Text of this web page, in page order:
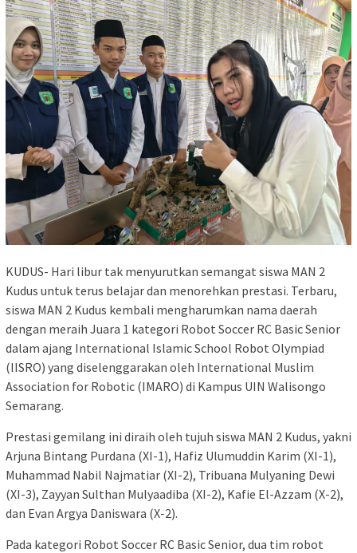
KUDUS- Hari libur tak menyurutkan semangat siswa MAN 2
Kudus untuk terus belajar dan menorehkan prestasi. Terbaru,
siswa MAN 2 Kudus kembali mengharumkan nama daerah
dengan meraih Juara 1 kategori Robot Soccer RC Basic Senior
dalam ajang International Islamic School Robot Olympiad
(IISRO) yang diselenggarakan oleh International Muslim
Association for Robotic (IMARO) di Kampus UIN Walisongo
Semarang.
Prestasi gemilang ini diraih oleh tujuh siswa MAN 2 Kudus, yakni
Arjuna Bintang Purdana (XI-1), Hafiz Ulumuddin Karim (XI-1),
Muhammad Nabil Najmatiar (XI-2), Tribuana Mulyaning Dewi
(XI-3), Zayyan Sulthan Mulyaadiba (XI-2), Kafie El-Azzam (X-2),
dan Evan Argya Daniswara (X-2).
Pada kategori Robot Soccer RC Basic Senior, dua tim robot